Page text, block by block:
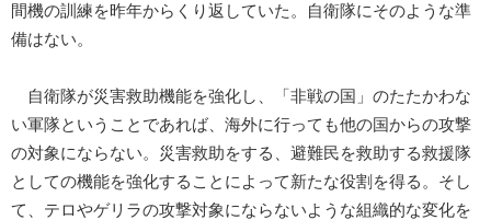
間機の訓練を昨年からくり返していた。自衛隊にそのような準
備はない。
自衛隊が災害救助機能を強化し、「非戦の国」のたたかわな
い軍隊ということであれば、海外に行っても他の国からの攻撃
の対象にならない。災害救助をする、避難民を救助する救援隊
としての機能を強化することによって新たな役割を得る。そし
て、テロやゲリラの攻撃対象にならないような組織的な変化を